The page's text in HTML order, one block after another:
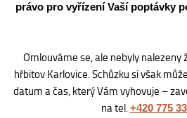
právo pro vyřízení Vaší poptávky
Omlouváme se, ale nebyly
hřbitov Karlovice. Schůzku si však
datum a čas, který Vám vyhovuje –
na tel.+420 775